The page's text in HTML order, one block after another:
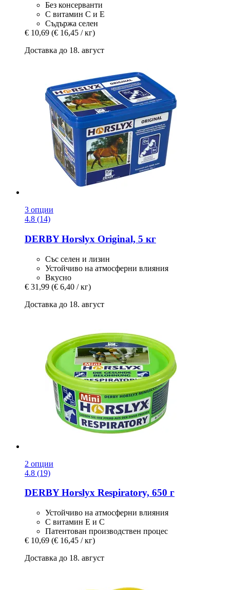
Без консерванти
С витамин С и Е
Съдържа селен
€ 10,69 (€ 16,45 / кг)
Доставка до 18. август
3 опции
4.8 (14)
DERBYHorslyx Original, 5 кг
Със селен и лизин
Устойчиво на атмосферни влияния
Вкусно
€ 31,99 (€ 6,40 / кг)
Доставка до 18. август
2 опции
4.8 (19)
DERBYHorslyx Respiratory, 650 г
Устойчиво на атмосферни влияния
С витамин Е и С
Патентован производствен процес
€ 10,69 (€ 16,45 / кг)
Доставка до 18. август